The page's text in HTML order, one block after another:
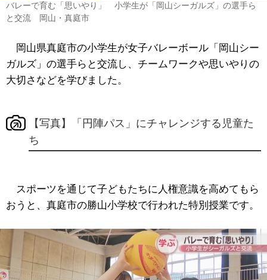
バレーで育む「思いやり」 小学生が「岡山シーガルズ」の選手ら
と交流 岡山・真庭市
岡山県真庭市の小学生が女子バレーボール「岡山シー
ガルズ」の選手らと交流し、チームワークや思いやりの
大切さなどを学びました。
【写真】「円陣パス」にチャレンジする児童た
ち
スポーツを通じて子どもたちに人権意識を高めてもら
おうと、真庭市の勝山小学校で行われた特別授業です。